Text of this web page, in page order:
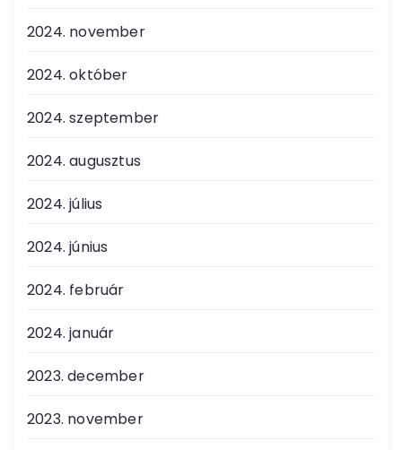
2024. november
2024. október
2024. szeptember
2024. augusztus
2024. július
2024. június
2024. február
2024. január
2023. december
2023. november